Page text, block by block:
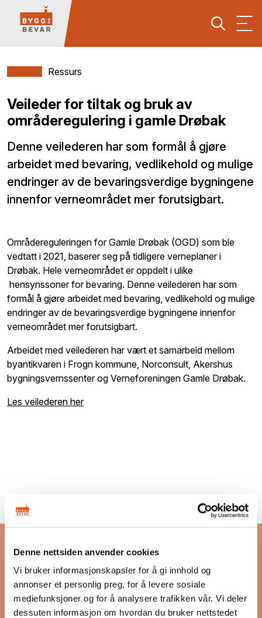
Denne nettsiden anvender cookies
Vi bruker informasjonskapsler for å gi innhold og
annonser et personlig preg, for å levere sosiale
mediefunksjoner og for å analysere trafikken vår. Vi deler
dessuten informasjon om hvordan du bruker nettstedet
Ressurs
Veileder for tiltak og bruk av
områderegulering i gamle Drøbak
Denne veilederen har som formål å gjøre
arbeidet med bevaring, vedlikehold og mulige
endringer av de bevaringsverdige bygningene
innenfor verneområdet mer forutsigbart.
Områdereguleringen for Gamle Drøbak (OGD) som ble
vedtatt i 2021, baserer seg på tidligere verneplaner i
Drøbak. Hele verneområdet er oppdelt i ulike
hensynssoner for bevaring. Denne veilederen har som
formål å gjøre arbeidet med bevaring, vedlikehold og mulige
endringer av de bevaringsverdige bygningene innenfor
verneområdet mer forutsigbart.
Arbeidet med veilederen har vært et samarbeid mellom
byantikvaren i Frogn kommune, Norconsult, Akershus
bygningsvernssenter og Verneforeningen Gamle Drøbak.
Les veilederen her
Bygg og Bevar
Bygg og Bevar er et program som skal inspirere og
motivere til bevaring, bruk og ombruk av
eksisterende bygg.
Les mer om Bygg og Bevar